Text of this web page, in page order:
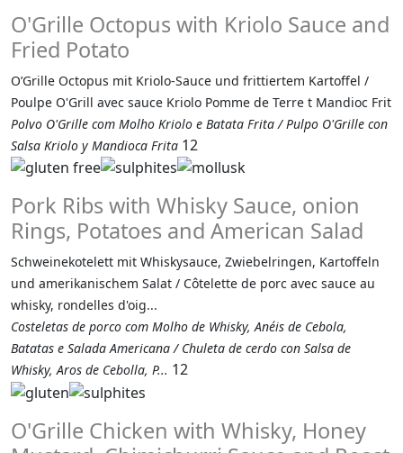
O'Grille Octopus with Kriolo Sauce and
Fried Potato
O’Grille Octopus mit Kriolo-Sauce und frittiertem Kartoffel /
Poulpe O'Grill avec sauce Kriolo Pomme de Terre t Mandioc Frit
Polvo O'Grille com Molho Kriolo e Batata Frita / Pulpo O'Grille con
Salsa Kriolo y Mandioca Frita 12
Pork Ribs with Whisky Sauce, onion
Rings, Potatoes and American Salad
Schweinekotelett mit Whiskysauce, Zwiebelringen, Kartoffeln
und amerikanischem Salat / Côtelette de porc avec sauce au
whisky, rondelles d'oig...
Costeletas de porco com Molho de Whisky, Anéis de Cebola,
Batatas e Salada Americana / Chuleta de cerdo con Salsa de
Whisky, Aros de Cebolla, P... 12
O'Grille Chicken with Whisky, Honey